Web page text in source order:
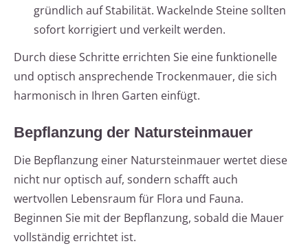
gründlich auf Stabilität. Wackelnde Steine sollten
sofort korrigiert und verkeilt werden.
Durch diese Schritte errichten Sie eine funktionelle
und optisch ansprechende Trockenmauer, die sich
harmonisch in Ihren Garten einfügt.
Bepflanzung der Natursteinmauer
Die Bepflanzung einer Natursteinmauer wertet diese
nicht nur optisch auf, sondern schafft auch
wertvollen Lebensraum für Flora und Fauna.
Beginnen Sie mit der Bepflanzung, sobald die Mauer
vollständig errichtet ist.